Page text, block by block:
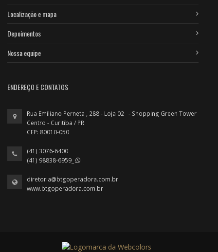
Localização e mapa
Depoimentos
Nossa equipe
ENDEREÇO E CONTATOS
Rua Emiliano Perneta , 288 - Loja 02 - Shopping Green Tower
Centro - Curitiba / PR
CEP: 80010-050
(41) 3076-6400
(41) 98838-6959_
diretoria@btgoperadora.com.br
www.btgoperadora.com.br